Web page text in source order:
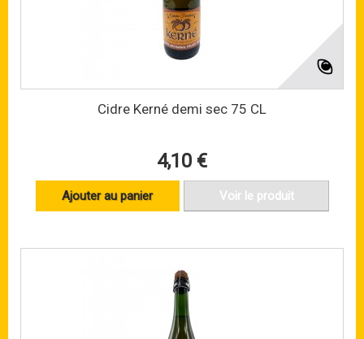
Cidre Kerné demi sec 75 CL
4,10 €
Ajouter au panier Voir le produit